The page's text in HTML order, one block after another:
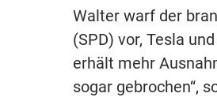
Walter warf der
(SPD) vor, Tesla
erhält mehr
sogar gebrochen“,